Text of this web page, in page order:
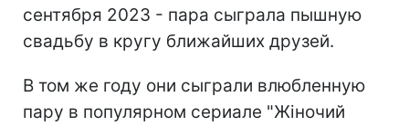
сентября 2023 - пара сыграла пышную
свадьбу в кругу ближайших друзей.
В том же году они сыграли влюбленную
пару в популярном сериале "Жіночий